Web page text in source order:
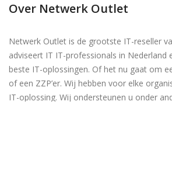
Over Netwerk Outlet
Netwerk Outlet is de grootste IT-reseller
adviseert IT IT-professionals in Nederland
beste IT-oplossingen. Of het nu gaat om
of een ZZP’er. Wij hebben voor elke
IT-oplossing. Wij ondersteunen u onder